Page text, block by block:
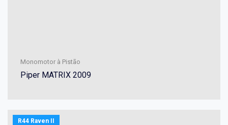
Monomotor à Pistão
Piper MATRIX 2009
R44 Raven II